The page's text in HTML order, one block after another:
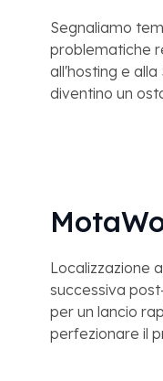
Segnaliamo
problematiche
all'hosting e alla
diventino un
Localizzazione
successiva
per un lancio
perfezionare il